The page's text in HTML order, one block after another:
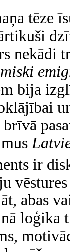
tēze
nekādi
bija
brīvā
ir
abas
loģika